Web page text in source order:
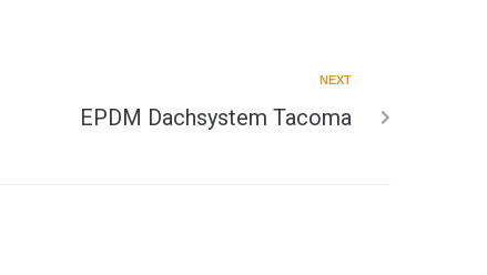
NEXT
EPDM Dachsystem Tacoma